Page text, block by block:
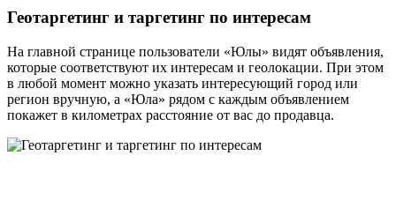
Геотаргетинг и таргетинг по интересам
На главной странице пользователи «Юлы» видят объявления,
которые соответствуют их интересам и геолокации. При этом
в любой момент можно указать интересующий город или
регион вручную, а «Юла» рядом с каждым объявлением
покажет в километрах расстояние от вас до продавца.